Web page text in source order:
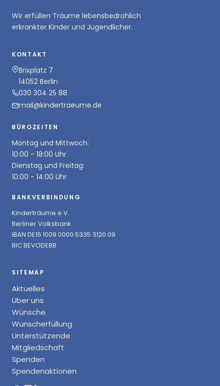
Wir erfüllen Träume lebensbedrohlich
erkrankter Kinder und Jugendlicher.
KONTAKT
Brixplatz 7
14052 Berlin
030 304 25 88
mail@kindertraeume.de
BÜROZEITEN
Montag und Mittwoch:
10:00 - 18:00 Uhr
Dienstag und Freitag:
10:00 - 14:00 Uhr
BANKVERBINDUNG
Kinderträume e.V.
Berliner Volksbank
IBAN DE15 1009 0000 5335 3120 09
BIC BEVODEBB
SITEMAP
Aktuelles
Über uns
Wünsche
Wunscherfüllung
Unterstützende
Mitgliedschaft
Spenden
Spendenaktionen